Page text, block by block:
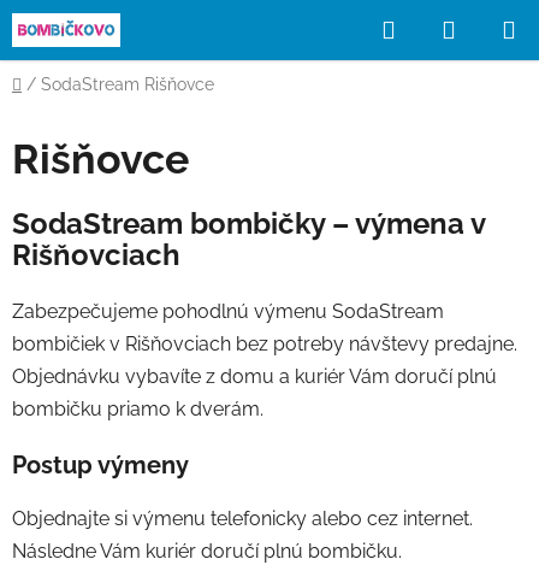
Prejsť
na
obsah
Hľadať
KOŠÍK
Domov
/ SodaStream Rišňovce
Rišňovce
SodaStream bombičky – výmena v
Rišňovciach
Zabezpečujeme pohodlnú výmenu SodaStream
bombičiek v Rišňovciach bez potreby návštevy predajne.
Objednávku vybavíte z domu a kuriér Vám doručí plnú
bombičku priamo k dverám.
Postup výmeny
Objednajte si výmenu telefonicky alebo cez internet.
Následne Vám kuriér doručí plnú bombičku.